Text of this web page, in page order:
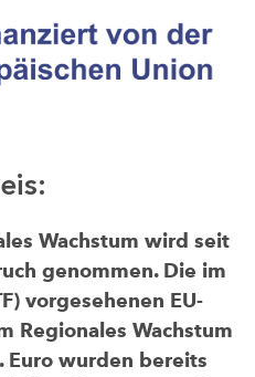
Wachstum wird seit
genommen. Die im
vorgesehenen EU-
Regionales Wachstum
Euro wurden bereits